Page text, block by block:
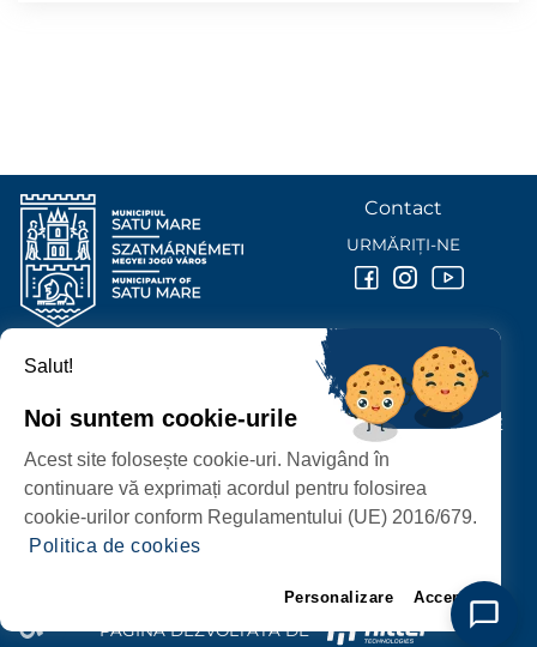
PROTECȚIA DATELOR PERSONALE
PAGINĂ DEZVOLTATĂ DE
PRIMĂRIA MUNICIPIULUI
P-ȚA 25 OCTOMBRIE, NR. 1 CORP M, 440026 SATU MARE
Contact
URMĂRIȚI-NE
Salut!
Noi suntem cookie-urile
Acest site folosește cookie-uri. Navigând în
continuare vă exprimați acordul pentru folosirea
cookie-urilor conform Regulamentului (UE) 2016/679.
Politica de cookies
Personalizare Accept